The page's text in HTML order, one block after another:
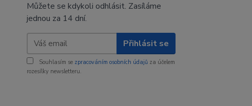
Můžete se kdykoli odhlásit. Zasíláme
jednou za 14 dní.
Přihlásit se
Souhlasím se zpracováním osobních údajů za účelem
rozesílky newsletteru.